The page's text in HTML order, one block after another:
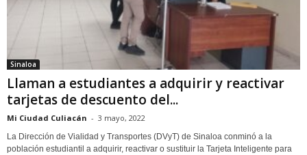
Sinaloa
Llaman a estudiantes a adquirir y reactivar
tarjetas de descuento del...
Mi Ciudad Culiacán - 3 mayo, 2022
La Dirección de Vialidad y Transportes (DVyT) de Sinaloa conminó a la
población estudiantil a adquirir, reactivar o sustituir la Tarjeta Inteligente para